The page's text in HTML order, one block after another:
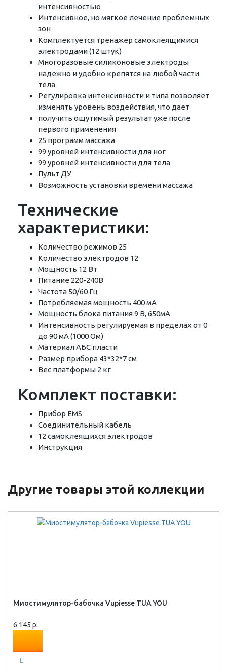
интенсивностью
Интенсивное, но мягкое лечение проблемных
зон
Комплектуется тренажер самоклеящимися
электродами (12 штук)
Многоразовые силиконовые электроды
надежно и удобно крепятся на любой части
тела
Регулировка интенсивности и типа позволяет
изменять уровень воздействия, что дает
получить ощутимый результат уже после
первого применения
25 программ массажа
99 уровней интенсивности для ног
99 уровней интенсивности для тела
Пульт ДУ
Возможность установки времени массажа
Технические
характеристики:
Количество режимов 25
Количество электродов 12
Мощность 12 Вт
Питание 220-240В
Частота 50/60 Гц
Потребляемая мощность 400 мА
Мощность блока питания 9 В, 650мА
Интенсивность регулируемая в пределах от 0
до 90 мА (1000 Ом)
Материал АБС пласти
Размер прибора 43*32*7 см
Вес платформы 2 кг
Комплект поставки:
Прибор EMS
Соединительный кабель
12 самоклеящихся электродов
Инструкция
Другие товары этой коллекции
Миостимулятор-бабочка Vupiesse TUA YOU
6 145 р.